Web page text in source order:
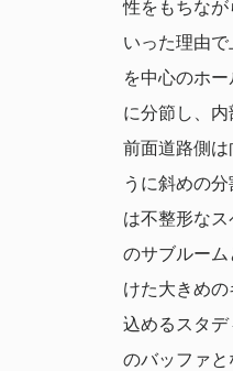
性をもちな
いった理由
を中心のホ
に分節し、
前面道路側
うに斜めの
は不整形な
のサブルー
けた大きめ
込めるスタ
のバッファ